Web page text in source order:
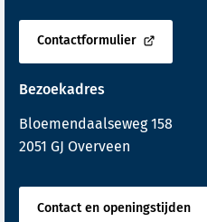
de
paginainhoud
een
Contactformulier
(Verwijst
een
website)
Bezoekadres
Bloemendaalseweg 158
2051 GJ Overveen
Contact en openingstijden